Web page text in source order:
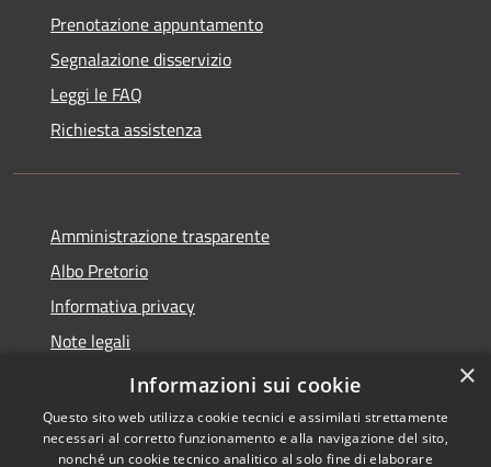
Prenotazione appuntamento
Segnalazione disservizio
Leggi le FAQ
Richiesta assistenza
Amministrazione trasparente
Albo Pretorio
Informativa privacy
Note legali
Dichiarazione di accessibilità
×
Informazioni sui cookie
Questo sito web utilizza cookie tecnici e assimilati strettamente
necessari al corretto funzionamento e alla navigazione del sito,
nonché un cookie tecnico analitico al solo fine di elaborare